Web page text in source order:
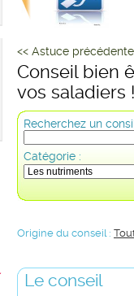
<< Astuce précédente
Conseil bien
vos saladiers !
Recherchez un
Catégorie :
Origine du conseil :
Le conseil